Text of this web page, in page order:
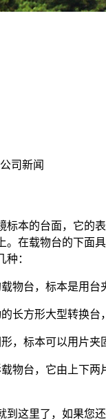
公司新闻
标本的台面，它的
在载物台的下面
：
物台，标本是用
长方形大型转换
，标本可以用片夹
物台，它由上下
这里了，如果您